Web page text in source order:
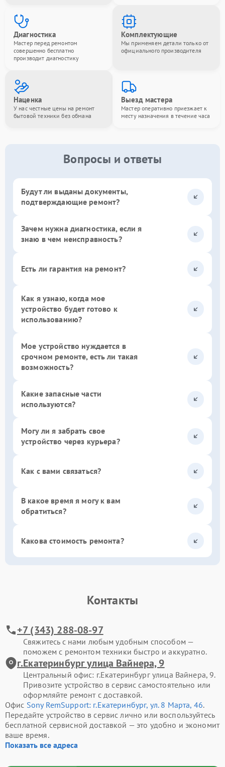
Диагностика
Мастер перед ремонтом
совершенно бесплатно
производит диагностику
Комплектующие
Мы применяем детали только от
официального производителя
Наценка
У нас честные цены на ремонт
бытовой техники без обмана
Выезд мастера
Мастер оперативно приезжает к
месту назначения в течение часа
Вопросы и ответы
Будут ли выданы документы,
подтверждающие ремонт?
Зачем нужна диагностика, если я
знаю в чем неисправность?
Есть ли гарантия на ремонт?
Как я узнаю, когда мое
устройство будет готово к
использованию?
Мое устройство нуждается в
срочном ремонте, есть ли такая
возможность?
Какие запасные части
используются?
Могу ли я забрать свое
устройство через курьера?
Как с вами связаться?
В какое время я могу к вам
обратиться?
Какова стоимость ремонта?
Контакты
+7 (343) 288-08-97
Свяжитесь с нами любым удобным способом —
поможем с ремонтом техники быстро и аккуратно.
г.Екатеринбург улица Вайнера, 9
Центральный офис: г.Екатеринбург улица Вайнера, 9.
Привозите устройство в сервис самостоятельно или
оформляйте ремонт с доставкой.
Офис Sony RemSupport: г.Екатеринбург, ул. 8 Марта, 46.
Передайте устройство в сервис лично или воспользуйтесь
бесплатной сервисной доставкой — это удобно и экономит
ваше время.
Показать все адреса